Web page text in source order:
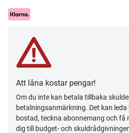
Att låna kostar pengar!
Om du inte kan betala tillbaka
betalningsanmärkning. Det kan
bostad, teckna abonnemang och få
dig till budget- och